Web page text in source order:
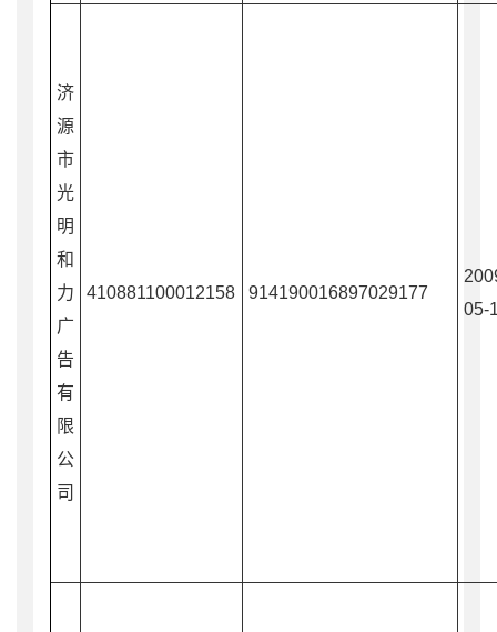
济
源
市
光
明
和
力
广
告
有
限
公
司
410881100012158 914190016897029177
05-